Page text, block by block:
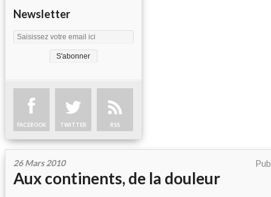
Newsletter
FACEBOOK TWITTER RSS
26 Mars 2010
Aux continents, de la douleur